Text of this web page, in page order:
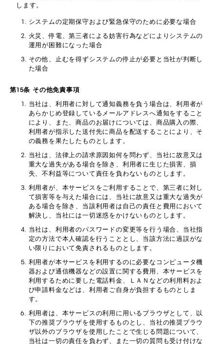
します。
システムの定期保守および緊急保守のために必要な場合
火災、停電、第三者による妨害行為などによりシステムの
運用が困難になった場合
その他、止むを得ずシステムの停止が必要と当社が判断し
た場合
第15条 その他免責事項
当社は、利用者に対して通知義務を負う場合は、利用者が
あらかじめ登録しているメールアドレスへ通知をすること
により、また、商品のお届けについては、商品購入の際、
利用者が指示した送付先に商品を配送することにより、そ
の義務を果たしたものとします。
当社は、法律上の請求原因如何を問わず、当社に故意又は
重大な過失がある場合を除き、利用者に生じた損害、損
失、不利益等について責任を負わないものとします。
利用者が、本サービスをご利用することで、第三者に対し
て損害等を与えた場合には、当社に故意又は重大な過失が
ある場合を除き、当該利用者は自己の責任と費用において
解決し、当社には一切迷惑をかけないものとします。
当社は、利用者のパスワードの変更等を行う場合、当社指
定の方法で本人確認を行うこととし、当該方法に過誤がな
い限りにおいて免責されるものとします。
利用者が本サービスを利用するのに必要なコンピュータ機
器および通信機器などの設置に関する費用、本サービスを
利用するために要した電話料金、ＬＡＮなどの利用料およ
び申請料金などは、利用者ご自身が負担するものとしま
す。
利用者は、本サービスの利用に用いるブラウザとして、以
下の推奨ブラウザを使用するものとし、当社の推奨ブラウ
ザ以外のブラウザを使用したことで生じる問題について、
当社は一切の責任を負わず、また一切の質問も受け付けな